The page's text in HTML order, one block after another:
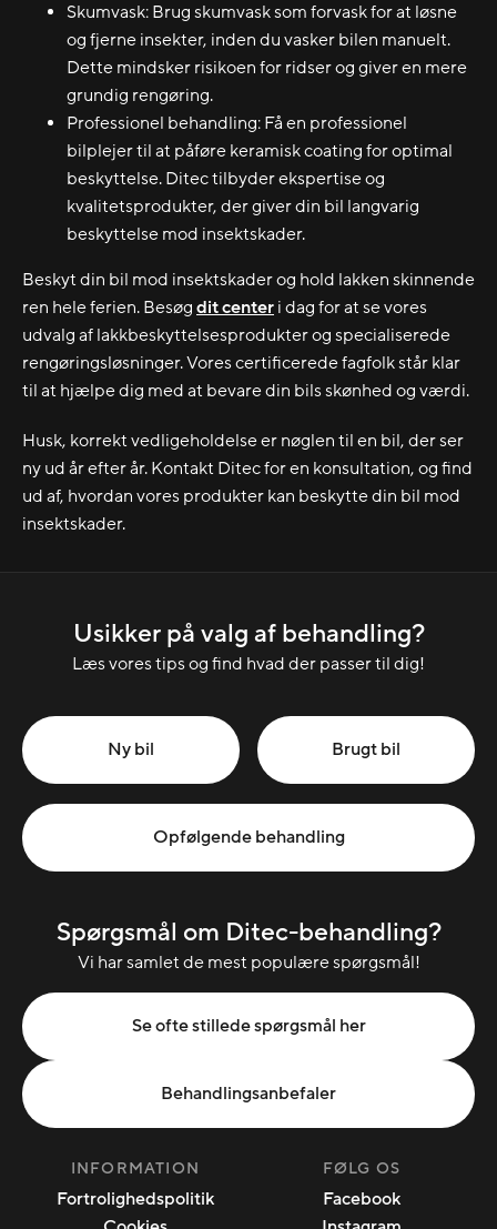
Skumvask: Brug skumvask som forvask for at løsne
og fjerne insekter, inden du vasker bilen manuelt.
Dette mindsker risikoen for ridser og giver en mere
grundig rengøring.
Professionel behandling: Få en professionel
bilplejer til at påføre keramisk coating for optimal
beskyttelse. Ditec tilbyder ekspertise og
kvalitetsprodukter, der giver din bil langvarig
beskyttelse mod insektskader.
Beskyt din bil mod insektskader og hold lakken skinnende
ren hele ferien. Besøg dit center i dag for at se vores
udvalg af lakkbeskyttelsesprodukter og specialiserede
rengøringsløsninger. Vores certificerede fagfolk står klar
til at hjælpe dig med at bevare din bils skønhed og værdi.
Husk, korrekt vedligeholdelse er nøglen til en bil, der ser
ny ud år efter år. Kontakt Ditec for en konsultation, og find
ud af, hvordan vores produkter kan beskytte din bil mod
insektskader.
Usikker på valg af behandling?
Læs vores tips og find hvad der passer til dig!
Ny bil Brugt bil
Opfølgende behandling
Spørgsmål om Ditec-behandling?
Vi har samlet de mest populære spørgsmål!
Se ofte stillede spørgsmål her
Behandlingsanbefaler
INFORMATION
Fortrolighedspolitik
FØLG OS
Facebook